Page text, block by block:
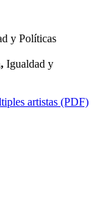
y Políticas
, Igualdad y
artistas (PDF)